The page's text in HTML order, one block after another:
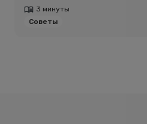
3 минуты
Советы